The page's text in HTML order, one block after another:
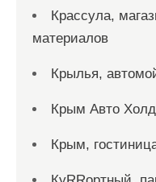
Крассула,
материалов
Крылья,
Крым Авто
Крым,